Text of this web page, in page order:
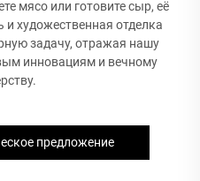
мясо или готовите сыр, её
и художественная отделка
задачу, отражая нашу
инновациям и вечному
предложение